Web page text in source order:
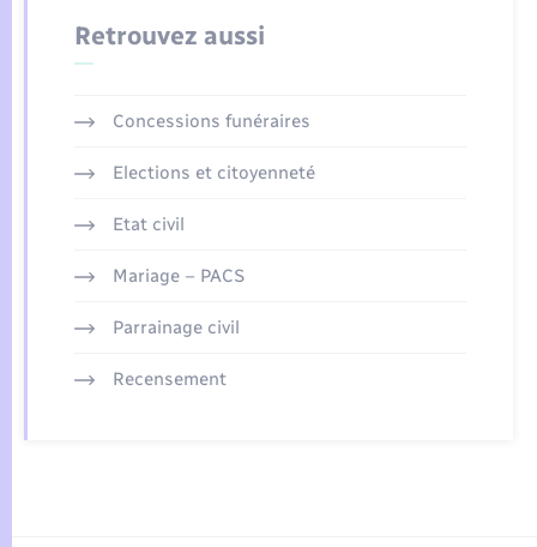
Retrouvez aussi
Concessions funéraires
Elections et citoyenneté
Etat civil
Mariage – PACS
Parrainage civil
Recensement